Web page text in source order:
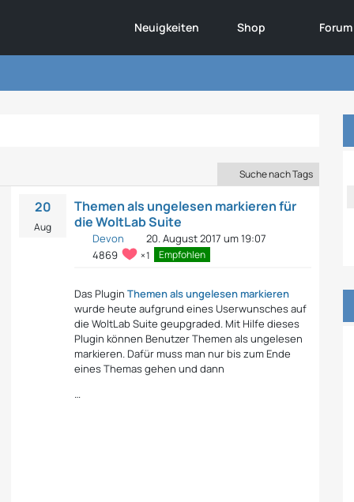
Neuigkeiten Shop Forum
Suche nach Tags
20
Aug
Themen als ungelesen markieren für
die WoltLab Suite
Devon
20. August 2017 um 19:07
4869
1 Empfohlen
Das Plugin Themen als ungelesen markieren
wurde heute aufgrund eines Userwunsches auf
die WoltLab Suite geupgraded. Mit Hilfe dieses
Plugin können Benutzer Themen als ungelesen
markieren. Dafür muss man nur bis zum Ende
eines Themas gehen und dann
…